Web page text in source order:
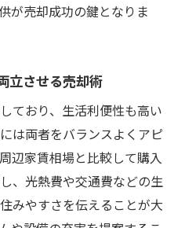
が売却成功の鍵となりま
立させる売却術
ており、生活利便性も高い
は両者をバランスよくアピ
辺家賃相場と比較して購入
、光熱費や交通費などの生
みやすさを伝えることが大